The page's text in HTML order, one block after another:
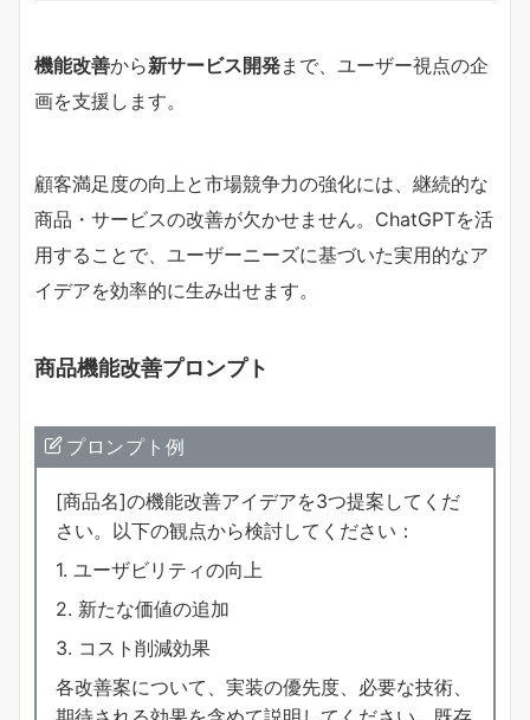
機能改善から新サービス開発まで、ユーザー視点の企
画を支援します。
顧客満足度の向上と市場競争力の強化には、継続的な
商品・サービスの改善が欠かせません。ChatGPTを活
用することで、ユーザーニーズに基づいた実用的なア
イデアを効率的に生み出せます。
商品機能改善プロンプト
プロンプト例
[商品名]の機能改善アイデアを3つ提案してくだ
さい。以下の観点から検討してください：
1. ユーザビリティの向上
2. 新たな価値の追加
3. コスト削減効果
各改善案について、実装の優先度、必要な技術、